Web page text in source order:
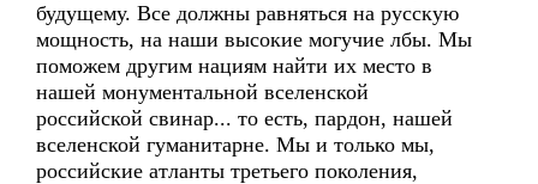
будущему. Все должны равняться на русскую
мощность, на наши высокие могучие лбы. Мы
поможем другим нациям найти их место в
нашей монументальной вселенской
российской свинар... то есть, пардон, нашей
вселенской гуманитарне. Мы и только мы,
российские атланты третьего поколения,